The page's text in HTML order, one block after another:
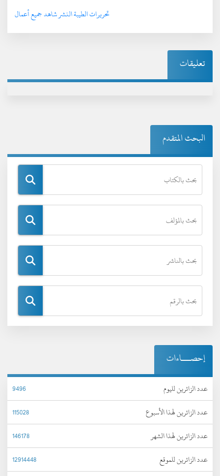
تحريرات الطيبة النشر شاهد جميع أعمال
تعليقات
البحث المتقدم
إحصـــاءات
عدد الزائرين لليوم
9496
عدد الزائرين لهذا الأسبوع
115028
عدد الزائرين لهذا الشهر
146178
عدد الزائرين للموقع
12914448